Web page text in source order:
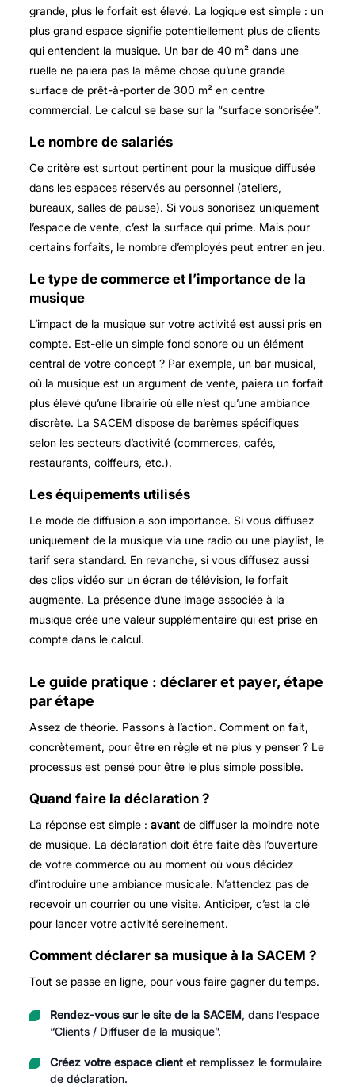
grande, plus le forfait est élevé. La logique est simple : un
plus grand espace signifie potentiellement plus de clients
qui entendent la musique. Un bar de 40 m² dans une
ruelle ne paiera pas la même chose qu’une grande
surface de prêt-à-porter de 300 m² en centre
commercial. Le calcul se base sur la “surface sonorisée”.
Le nombre de salariés
Ce critère est surtout pertinent pour la musique diffusée
dans les espaces réservés au personnel (ateliers,
bureaux, salles de pause). Si vous sonorisez uniquement
l’espace de vente, c’est la surface qui prime. Mais pour
certains forfaits, le nombre d’employés peut entrer en jeu.
Le type de commerce et l’importance de la
musique
L’impact de la musique sur votre activité est aussi pris en
compte. Est-elle un simple fond sonore ou un élément
central de votre concept ? Par exemple, un bar musical,
où la musique est un argument de vente, paiera un forfait
plus élevé qu’une librairie où elle n’est qu’une ambiance
discrète. La SACEM dispose de barèmes spécifiques
selon les secteurs d’activité (commerces, cafés,
restaurants, coiffeurs, etc.).
Les équipements utilisés
Le mode de diffusion a son importance. Si vous diffusez
uniquement de la musique via une radio ou une playlist, le
tarif sera standard. En revanche, si vous diffusez aussi
des clips vidéo sur un écran de télévision, le forfait
augmente. La présence d’une image associée à la
musique crée une valeur supplémentaire qui est prise en
compte dans le calcul.
Le guide pratique : déclarer et payer, étape
par étape
Assez de théorie. Passons à l’action. Comment on fait,
concrètement, pour être en règle et ne plus y penser ? Le
processus est pensé pour être le plus simple possible.
Quand faire la déclaration ?
La réponse est simple : avantde diffuser la moindre note
de musique. La déclaration doit être faite dès l’ouverture
de votre commerce ou au moment où vous décidez
d’introduire une ambiance musicale. N’attendez pas de
recevoir un courrier ou une visite. Anticiper, c’est la clé
pour lancer votre activité sereinement.
Comment déclarer sa musique à la SACEM ?
Tout se passe en ligne, pour vous faire gagner du temps.
Rendez-vous sur le site de la SACEM, dans l’espace
“Clients / Diffuser de la musique”.
Créez votre espace clientet remplissez le formulaire
de déclaration.